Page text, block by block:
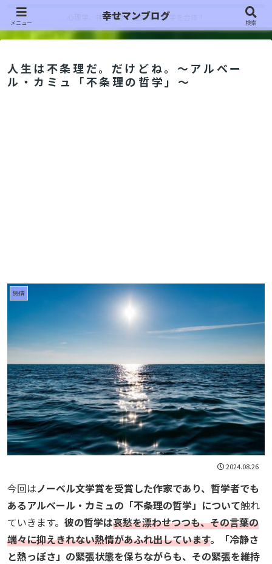
心理学、神経科学、歴史学、哲学を合体！
人生は不条理だ。だけどね。～アルベー
ル・カミュ「不条理の哲学」～
感情
2024.08.26
今回はノーベル文学賞を受賞した作家であり、哲学者でも
あるアルベール・カミュの「不条理の哲学」について触れ
ていきます。 彼の哲学は哀愁を漂わせつつも、その言葉の
端々に抑えきれない熱情があふれ出しています。「冷静さ
と熱っぽさ」の緊張状態を保ちながらも、その緊張を維持
メニュー
幸せマンブログ
検索